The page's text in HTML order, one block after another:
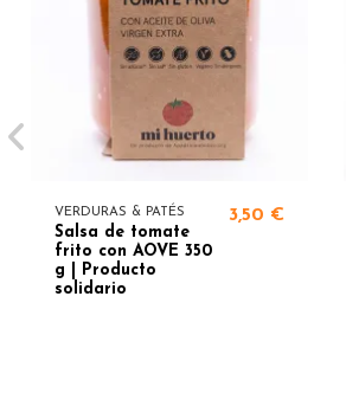
VERDURAS & PATÉS
Salsa de tomate
frito con AOVE 350
g | Producto
solidario
3,50 €